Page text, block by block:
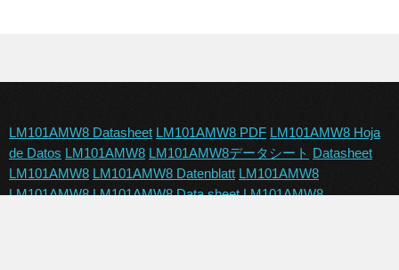
LM101AMW8 Datasheet LM101AMW8 PDF LM101AMW8 Hoja
de Datos LM101AMW8 LM101AMW8データシート Datasheet
LM101AMW8 LM101AMW8 Datenblatt LM101AMW8
LM101AMW8 LM101AMW8 Data sheet LM101AMW8